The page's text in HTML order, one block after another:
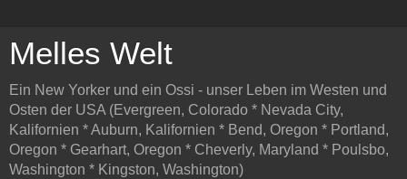
Melles Welt
Ein New Yorker und ein Ossi - unser Leben im Westen und
Osten der USA (Evergreen, Colorado * Nevada City,
Kalifornien * Auburn, Kalifornien * Bend, Oregon * Portland,
Oregon * Gearhart, Oregon * Cheverly, Maryland * Poulsbo,
Washington * Kingston, Washington)